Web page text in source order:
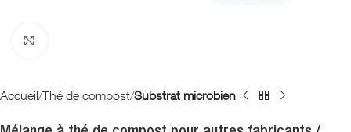
Accueil Thé de compost Substrat microbien